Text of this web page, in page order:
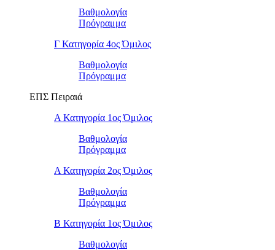
Βαθμολογία
Πρόγραμμα
Γ Κατηγορία 4ος Όμιλος
Βαθμολογία
Πρόγραμμα
ΕΠΣ Πειραιά
Α Κατηγορία 1ος Όμιλος
Βαθμολογία
Πρόγραμμα
Α Κατηγορία 2ος Όμιλος
Βαθμολογία
Πρόγραμμα
Β Κατηγορία 1ος Όμιλος
Βαθμολογία